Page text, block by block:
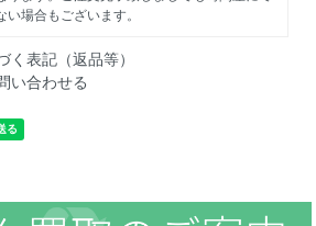
場合もございます。
く表記（返品等）
い合わせる